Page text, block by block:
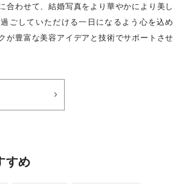
合わせて、結婚写真をより華やかにより美し
ごしていただける一日になるよう心を込め
が豊富な美容アイデアと技術でサポートさせ
すめ